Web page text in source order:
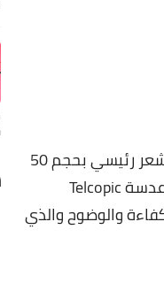
وبالحديث عن الكاميرات ياتي هاتف Oppo Reno 10 Pro Plus مع كاميرات مميزة مع مستشعر رئيسي بحجم 50
ميجا بيكسل وبالمستشعر الاحدث من سوني IMX709 المميز للغاية كما ياتي الهاتف مع عدسة Telcopic
الكفاءة والوضوح والذي